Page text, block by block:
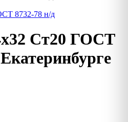
Ст20 ГОСТ